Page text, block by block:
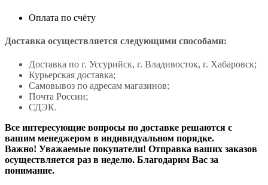
Оплата по счёту
Доставка осуществляется следующими способами:
Доставка по г. Уссурийск, г. Владивосток, г. Хабаровск;
Курьерская доставка;
Самовывоз по адресам магазинов;
Почта России;
СДЭК.
Все интересующие вопросы по доставке решаются с
вашим менеджером в индивидуальном порядке.
Важно! Уважаемые покупатели! Отправка ваших заказов
осуществляется раз в неделю. Благодарим Вас за
понимание.